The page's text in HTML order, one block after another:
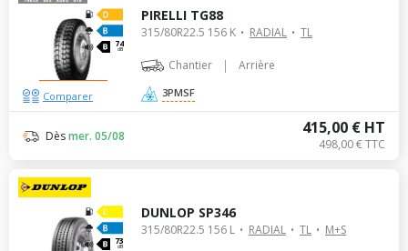
74
dB
PIRELLI TG88
315/80R22.5 156 K RADIAL TL
Chantier | Arrière
3PMSF
415,00 € HT
498,00 € TTC
Dèsmer. 05/08
Comparer
73
dB
DUNLOP SP346
315/80R22.5 156 L RADIAL TL M+S